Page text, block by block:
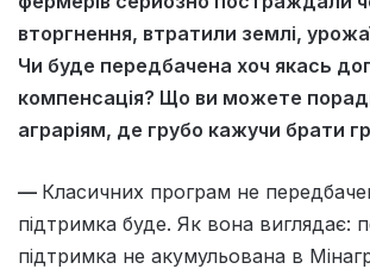
вторгнення, втратили землі,
Чи буде передбачена хоч якась
компенсація? Що ви можете
аграріям, де грубо кажучи брати
— Класичних програм не
підтримка буде. Як вона виглядає:
підтримка не акумульована в